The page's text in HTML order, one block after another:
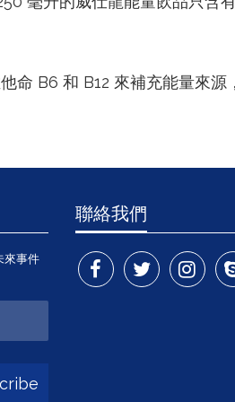
命 B6 和 B12 來補充能量來源
來事件
聯絡我們